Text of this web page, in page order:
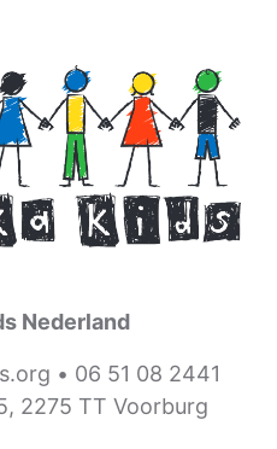
Nederland
• 06 51 08 2441
2275 TT Voorburg